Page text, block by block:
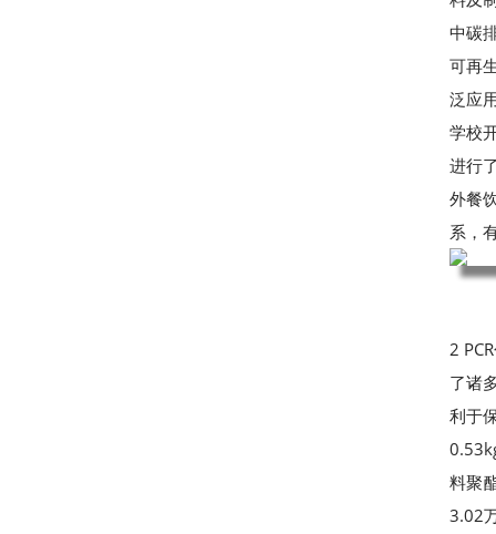
中碳
可再
泛应
学校
进行
外餐
系，
2
了诸
利于
料聚
3.02